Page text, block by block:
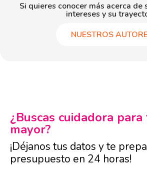
Si quieres conocer más acerca de
intereses y su
NUESTROS
¿Buscas cuidadora
mayor?
¡Déjanos tus datos y te
presupuesto en 24 horas!